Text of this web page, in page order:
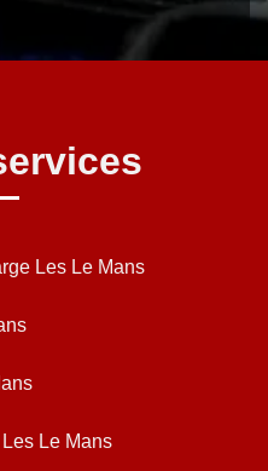
Les Le Mans
Le Mans